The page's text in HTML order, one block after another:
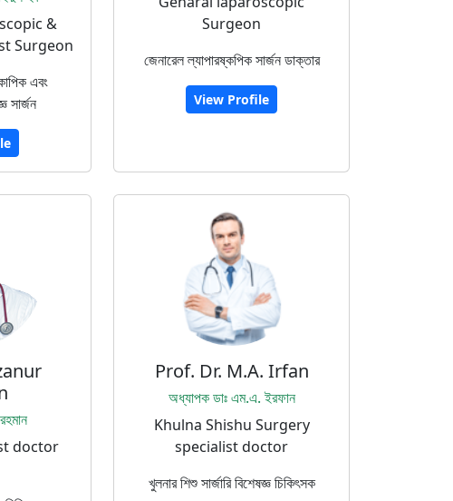
&
Surgeon
এবং
সার্জন
Surgeon
জেনারেল ল্যাপারষ্কপিক সার্জন ডাক্তার
View Profile
doctor
Prof. Dr. M.A. Irfan
অধ্যাপক ডাঃ এম.এ. ইরফান
Khulna Shishu Surgery
specialist doctor
খুলনার শিশু সার্জারি বিশেষজ্ঞ চিকিৎসক